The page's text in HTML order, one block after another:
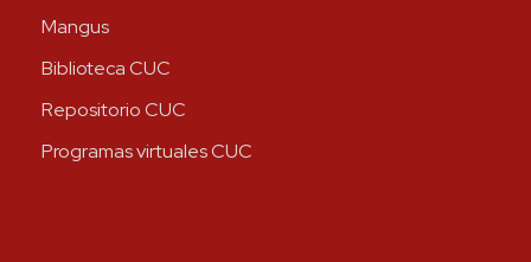
Mangus
Biblioteca CUC
Repositorio CUC
Programas virtuales CUC